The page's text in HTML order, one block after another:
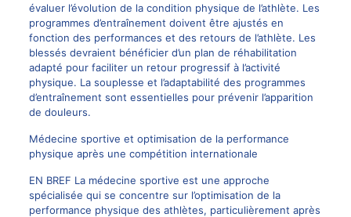
évaluer l’évolution de la condition physique de l’athlète. Les
programmes d’entraînement doivent être ajustés en
fonction des performances et des retours de l’athlète. Les
blessés devraient bénéficier d’un plan de réhabilitation
adapté pour faciliter un retour progressif à l’activité
physique. La souplesse et l’adaptabilité des programmes
d’entraînement sont essentielles pour prévenir l’apparition
de douleurs.
Médecine sportive et optimisation de la performance
physique après une compétition internationale
EN BREF La médecine sportive est une approche
spécialisée qui se concentre sur l’optimisation de la
performance physique des athlètes, particulièrement après